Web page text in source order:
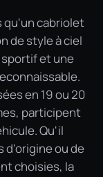
qu'un cabriolet
de style à ciel
et une
en 19 ou 20
participent
Qu'il
d'origine ou de
choisies, la